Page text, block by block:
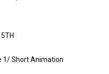
1/ Short Animation